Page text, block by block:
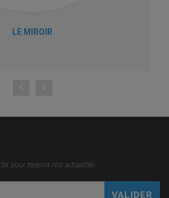
LE MIROIR
pour recevoir nos actualités